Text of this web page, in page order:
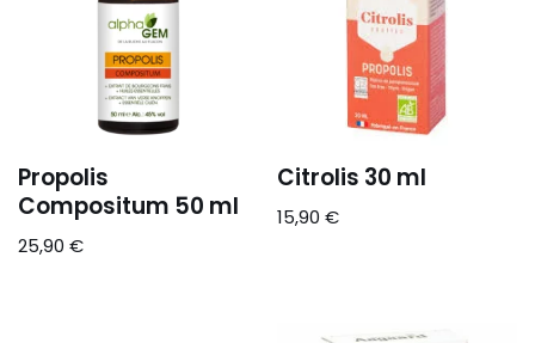
Propolis
Compositum 50 ml
25,90 €
Citrolis 30 ml
15,90€